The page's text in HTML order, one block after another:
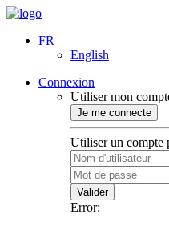
FR
English
Connexion
Utiliser mon
Je me connecte
Utiliser un compte
Valider
Error: